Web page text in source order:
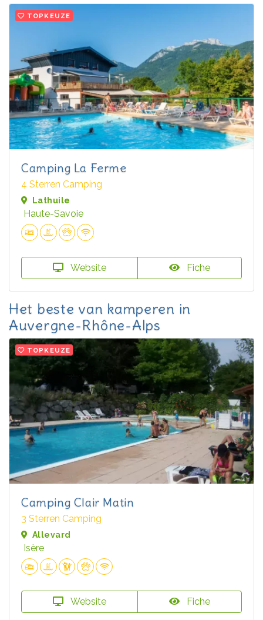
TOPKEUZE
Camping La Ferme
4 Sterren Camping
Lathuile
Haute-Savoie
Website Fiche
Het beste van kamperen in
Auvergne-Rhône-Alps
TOPKEUZE
Camping Clair Matin
3 Sterren Camping
Allevard
Isère
Website Fiche